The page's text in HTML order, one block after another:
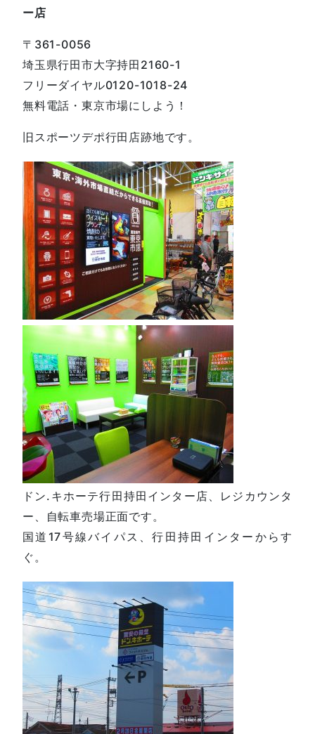
ー店
〒361-0056
埼玉県行田市大字持田2160-1
フリーダイヤル0120-1018-24
無料電話・東京市場にしよう！
旧スポーツデポ行田店跡地です。
ドン.キホーテ行田持田インター店、レジカウンタ
ー、自転車売場正面です。
国道17号線バイパス、行田持田インターからす
ぐ。